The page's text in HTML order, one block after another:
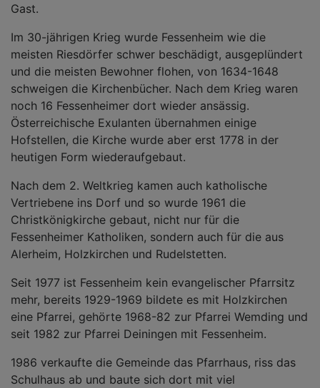
Gast.
Im 30-jährigen Krieg wurde Fessenheim wie die
meisten Riesdörfer schwer beschädigt, ausgeplündert
und die meisten Bewohner flohen, von 1634-1648
schweigen die Kirchenbücher. Nach dem Krieg waren
noch 16 Fessenheimer dort wieder ansässig.
Österreichische Exulanten übernahmen einige
Hofstellen, die Kirche wurde aber erst 1778 in der
heutigen Form wiederaufgebaut.
Nach dem 2. Weltkrieg kamen auch katholische
Vertriebene ins Dorf und so wurde 1961 die
Christkönigkirche gebaut, nicht nur für die
Fessenheimer Katholiken, sondern auch für die aus
Alerheim, Holzkirchen und Rudelstetten.
Seit 1977 ist Fessenheim kein evangelischer Pfarrsitz
mehr, bereits 1929-1969 bildete es mit Holzkirchen
eine Pfarrei, gehörte 1968-82 zur Pfarrei Wemding und
seit 1982 zur Pfarrei Deiningen mit Fessenheim.
1986 verkaufte die Gemeinde das Pfarrhaus, riss das
Schulhaus ab und baute sich dort mit viel